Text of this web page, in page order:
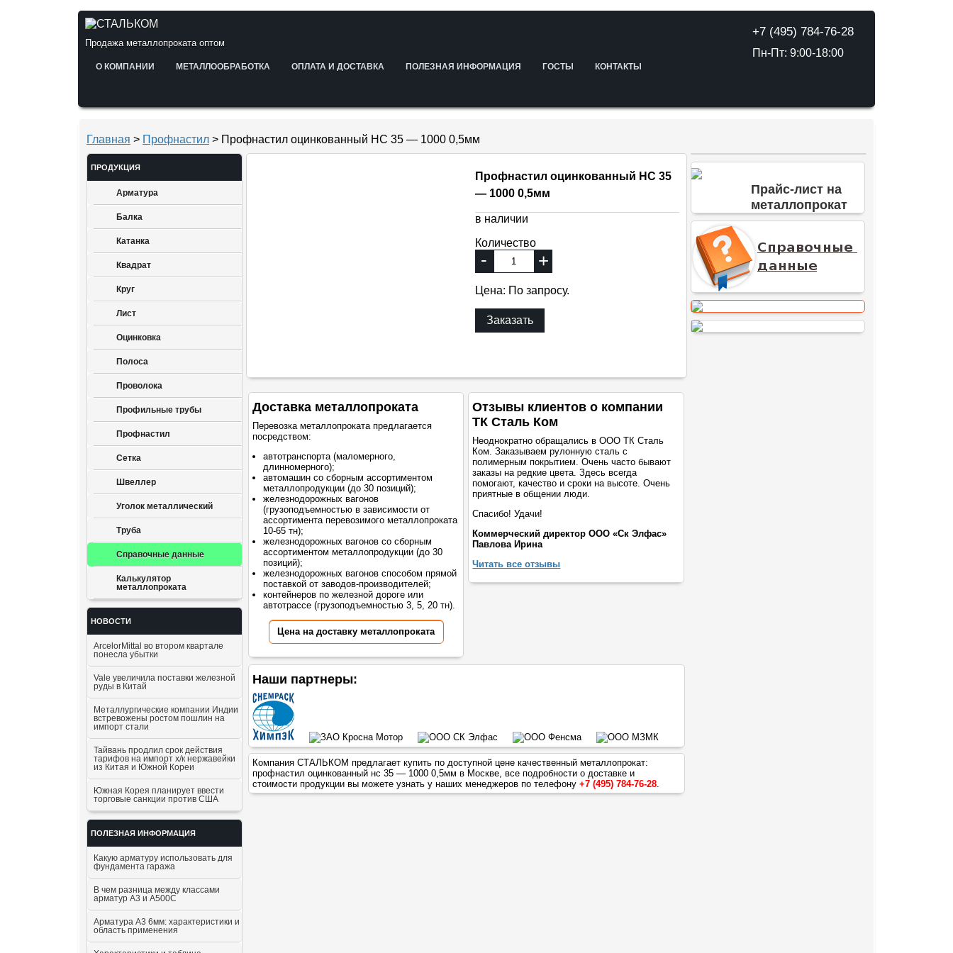
+7 (495) 784-76-28
Пн-Пт: 9:00-18:00
Продажа металлопроката оптом
О КОМПАНИИ МЕТАЛЛООБРАБОТКА ОПЛАТА И ДОСТАВКА ПОЛЕЗНАЯ ИНФОРМАЦИЯ ГОСТЫ КОНТАКТЫ
Главная > Профнастил > Профнастил оцинкованный НС 35 — 1000 0,5мм
ПРОДУКЦИЯ
Арматура
Балка
Катанка
Квадрат
Круг
Лист
Оцинковка
Полоса
Проволока
Профильные трубы
Профнастил
Сетка
Швеллер
Уголок металлический
Труба
Справочные данные
Калькулятор
металлопроката
НОВОСТИ
ArcelorMittal во втором квартале
понесла убытки
Vale увеличила поставки железной
руды в Китай
Металлургические компании Индии
встревожены ростом пошлин на
импорт стали
Тайвань продлил срок действия
тарифов на импорт х/к нержавейки
из Китая и Южной Кореи
Южная Корея планирует ввести
торговые санкции против США
ПОЛЕЗНАЯ ИНФОРМАЦИЯ
Какую арматуру использовать для
фундамента гаража
В чем разница между классами
арматур А3 и А500С
Арматура А3 6мм: характеристики и
область применения
Профнастил оцинкованный НС 35
— 1000 0,5мм
в наличии
Количество
- +
Цена: По запросу.
Заказать
Доставка металлопроката
Перевозка металлопроката предлагается
посредством:
автотранспорта (маломерного,
длинномерного);
автомашин со сборным ассортиментом
металлопродукции (до 30 позиций);
железнодорожных вагонов
(грузоподъемностью в зависимости от
ассортимента перевозимого металлопроката
10-65 тн);
железнодорожных вагонов со сборным
ассортиментом металлопродукции (до 30
позиций);
железнодорожных вагонов способом прямой
поставкой от заводов-производителей;
контейнеров по железной дороге или
автотрассе (грузоподъемностью 3, 5, 20 тн).
Цена на доставку металлопроката
Отзывы клиентов о компании
ТК Сталь Ком
Неоднократно обращались в ООО ТК Сталь
Ком. Заказываем рулонную сталь с
полимерным покрытием. Очень часто бывают
заказы на редкие цвета. Здесь всегда
помогают, качество и сроки на высоте. Очень
приятные в общении люди.
Спасибо! Удачи!
Коммерческий директор ООО «Ск Элфас»
Павлова Ирина
Читать все отзывы
Наши партнеры:
Компания СТАЛЬКОМ предлагает купить по доступной цене качественный металлопрокат:
профнастил оцинкованный нс 35 — 1000 0,5мм в Москве, все подробности о доставке и
стоимости продукции вы можете узнать у наших менеджеров по телефону +7 (495) 784-76-28.
Прайс-лист на
металлопрокат